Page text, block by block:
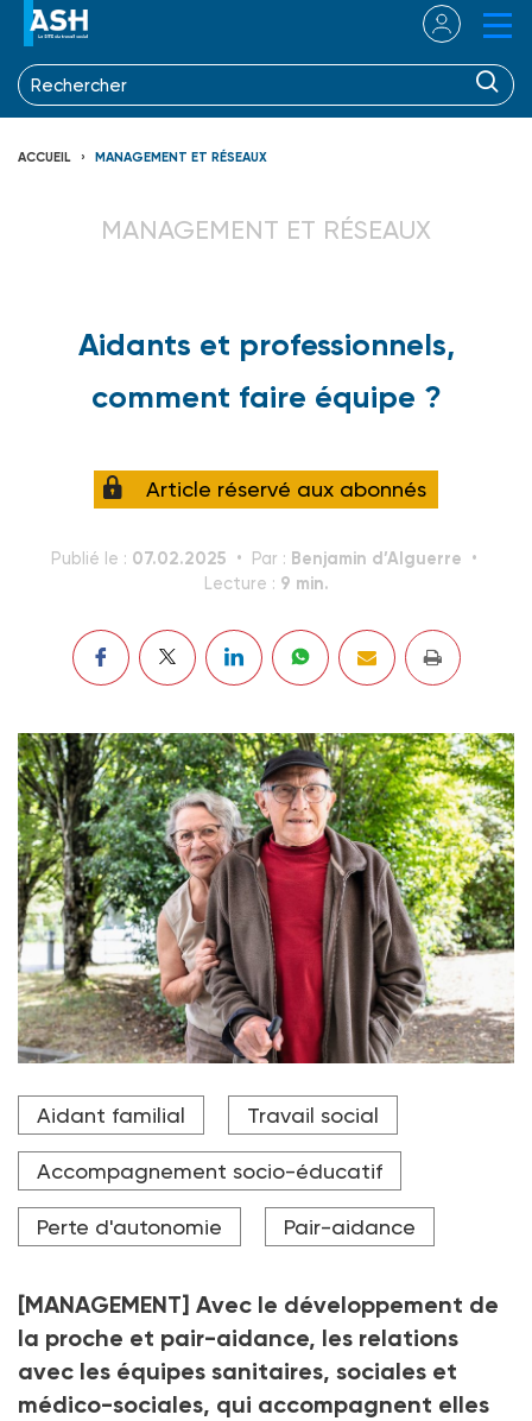
ACCUEIL MANAGEMENT ET RÉSEAUX
MANAGEMENT ET RÉSEAUX
Aidants et professionnels,
comment faire équipe ?
Article réservé aux abonnés
Publié le : 07.02.2025 Par : Benjamin d’Alguerre
Lecture : 9 min.
Entre 8 et 11 millions d'aidants accompagnent au
quotidien en France un proche en perte d'autonomie.
Crédit photo Marta Nascimento
Aidant familial Travail social
Accompagnement socio-éducatif
Perte d'autonomie Pair-aidance
[MANAGEMENT] Avec le développement de
la proche et pair-aidance, les relations
avec les équipes sanitaires, sociales et
médico-sociales, qui accompagnent elles